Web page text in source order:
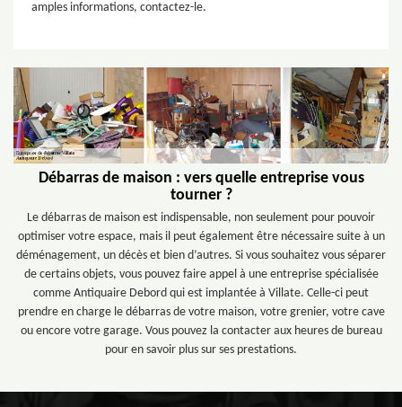
amples informations, contactez-le.
Débarras de maison : vers quelle entreprise vous
tourner ?
Le débarras de maison est indispensable, non seulement pour pouvoir
optimiser votre espace, mais il peut également être nécessaire suite à un
déménagement, un décès et bien d’autres. Si vous souhaitez vous séparer
de certains objets, vous pouvez faire appel à une entreprise spécialisée
comme Antiquaire Debord qui est implantée à Villate. Celle-ci peut
prendre en charge le débarras de votre maison, votre grenier, votre cave
ou encore votre garage. Vous pouvez la contacter aux heures de bureau
pour en savoir plus sur ses prestations.